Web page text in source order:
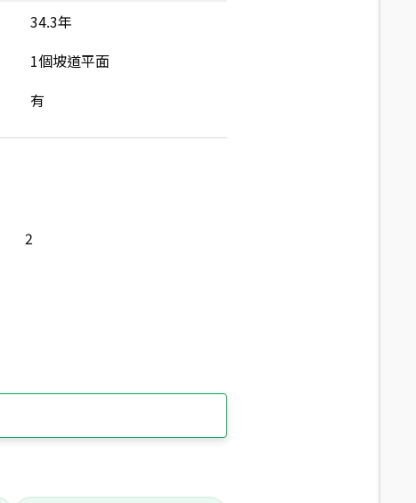
34.3年
1個坡道平面
有
2